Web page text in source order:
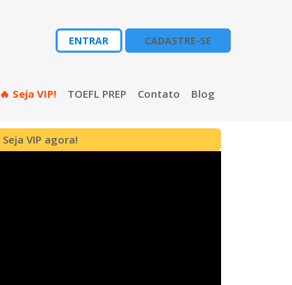
ENTRAR CADASTRE-SE
🔥 Seja VIP! TOEFL PREP Contato Blog
Seja VIP agora!